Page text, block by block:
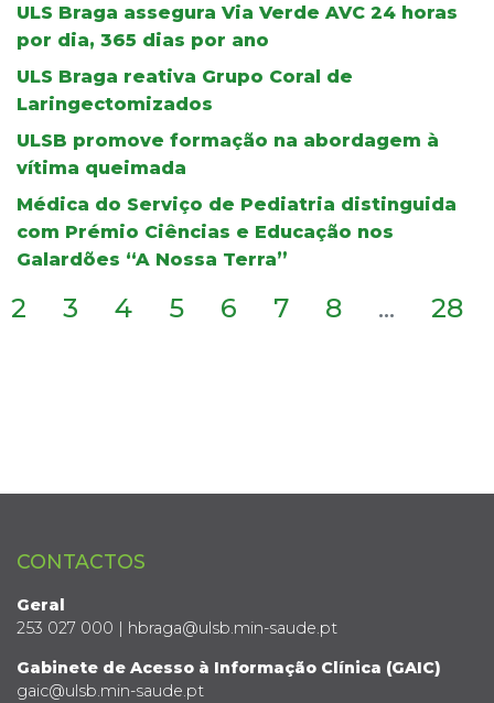
ULS Braga assegura Via Verde AVC 24 horas
por dia, 365 dias por ano
ULS Braga reativa Grupo Coral de
Laringectomizados
ULSB promove formação na abordagem à
vítima queimada
Médica do Serviço de Pediatria distinguida
com Prémio Ciências e Educação nos
Galardões “A Nossa Terra”
2 3 4 5 6 7 8 ... 28
CONTACTOS
Geral
253 027 000 | hbraga@ulsb.min-saude.pt
Gabinete de Acesso à Informação Clínica (GAIC)
gaic@ulsb.min-saude.pt